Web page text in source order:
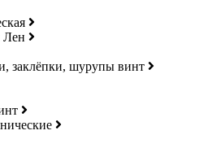
Лен
заклёпки, шурупы винт